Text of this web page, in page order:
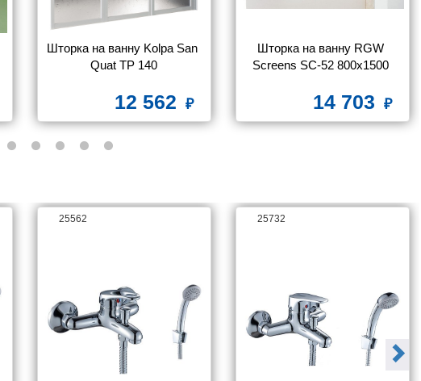
Шторка на ванну Kolpa San
Quat TP 140
12 562
Шторка на ванну RGW
Screens SC-52 800x1500
14 703
25562 25732